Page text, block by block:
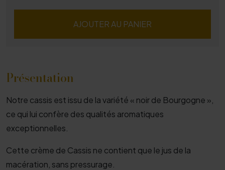
AJOUTER AU PANIER
Présentation
Notre cassis est issu de la variété « noir de Bourgogne »,
ce qui lui confère des qualités aromatiques
exceptionnelles.
Cette crème de Cassis ne contient que le jus de la
macération, sans pressurage.